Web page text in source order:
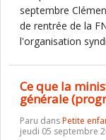
septembre
de rentrée de la
l'organisation
Ce que la
générale
Paru dansPetite
jeudi 05 septembre